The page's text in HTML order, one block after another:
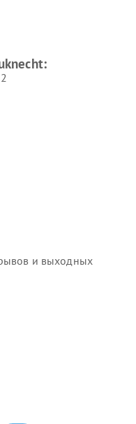
и выходных